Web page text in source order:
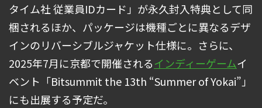
タイム社 従業員IDカード」が永久封入特典として同
梱されるほか、パッケージは機種ごとに異なるデザ
インのリバーシブルジャケット仕様に。さらに、
2025年7月に京都で開催されるインディーゲームイ
ベント「Bitsummit the 13th “Summer of Yokai”」
にも出展する予定だ。